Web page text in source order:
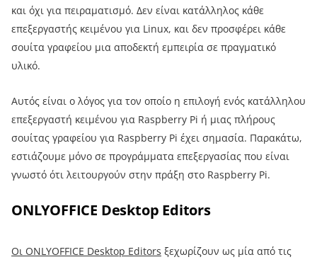
και όχι για πειραματισμό. Δεν είναι κατάλληλος κάθε
επεξεργαστής κειμένου για Linux, και δεν προσφέρει κάθε
σουίτα γραφείου μια αποδεκτή εμπειρία σε πραγματικό
υλικό.
Αυτός είναι ο λόγος για τον οποίο η επιλογή ενός κατάλληλου
επεξεργαστή κειμένου για Raspberry Pi ή μιας πλήρους
σουίτας γραφείου για Raspberry Pi έχει σημασία. Παρακάτω,
εστιάζουμε μόνο σε προγράμματα επεξεργασίας που είναι
γνωστό ότι λειτουργούν στην πράξη στο Raspberry Pi.
ONLYOFFICE Desktop Editors
Οι ONLYOFFICE Desktop Editors ξεχωρίζουν ως μία από τις